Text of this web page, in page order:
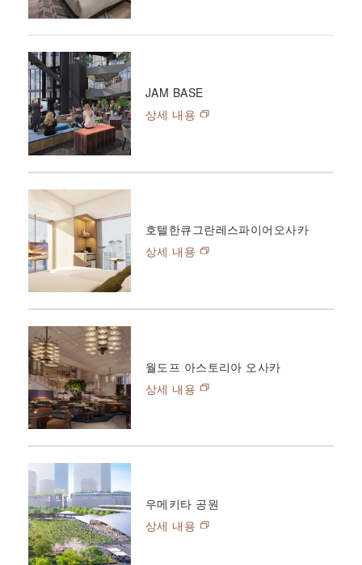
JAM BASE
상세 내용
호텔한큐그란레스파이어오사카
상세 내용
월도프 아스토리아 오사카
상세 내용
우메키타 공원
상세 내용